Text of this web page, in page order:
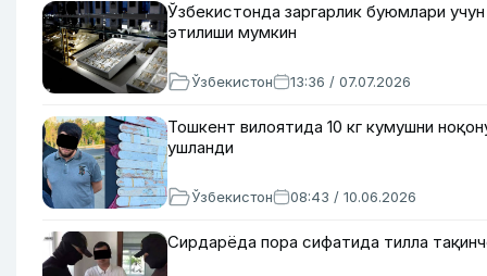
Ўзбекистонда заргарлик буюмлари
этилиши мумкин
Ўзбекистон 13:36 / 07.07.2026
Тошкент вилоятида 10 кг кумушни
ушланди
Ўзбекистон 08:43 / 10.06.2026
Сирдарёда пора сифатида тилла